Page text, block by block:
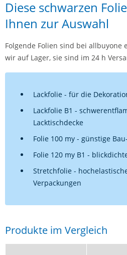
Diese schwarzen
Ihnen zur Auswahl
Folgende Folien sind bei allbuyone
wir auf Lager, sie sind im 24 h
Lackfolie - für die
Lackfolie B1 -
Lacktischdecke
Folie 100 my - günstige
Folie 120 my B1 -
Stretchfolie -
Verpackungen
Produkte im Vergleich